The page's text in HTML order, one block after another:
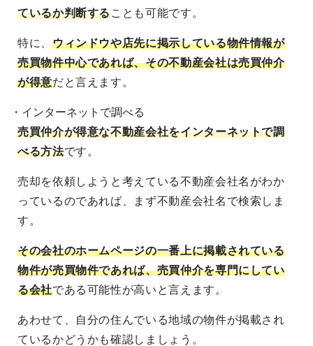
ているか判断することも可能です。
特に、 ウィンドウや店先に掲示している物件情報が
売買物件中心であれば、その不動産会社は売買仲介
が得意だと言えます。
・インターネットで調べる
売買仲介が得意な不動産会社をインターネットで調
べる方法です。
売却を依頼しようと考えている不動産会社名がわか
っているのであれば、まず不動産会社名で検索しま
す。
その会社のホームページの一番上に掲載されている
物件が売買物件であれば、売買仲介を専門にしてい
る会社である可能性が高いと言えます。
あわせて、自分の住んでいる地域の物件が掲載され
ているかどうかも確認しましょう。